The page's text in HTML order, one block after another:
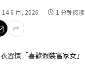
14 6 月, 2026 1 分钟阅读